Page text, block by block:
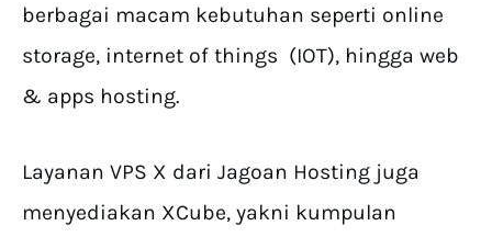
berbagai macam kebutuhan seperti online
storage, internet of things (IOT), hingga web
& apps hosting.
Layanan VPS X dari Jagoan Hosting juga
menyediakan XCube, yakni kumpulan